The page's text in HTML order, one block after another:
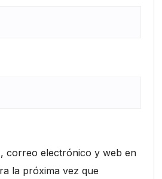
correo electrónico y web en
la próxima vez que